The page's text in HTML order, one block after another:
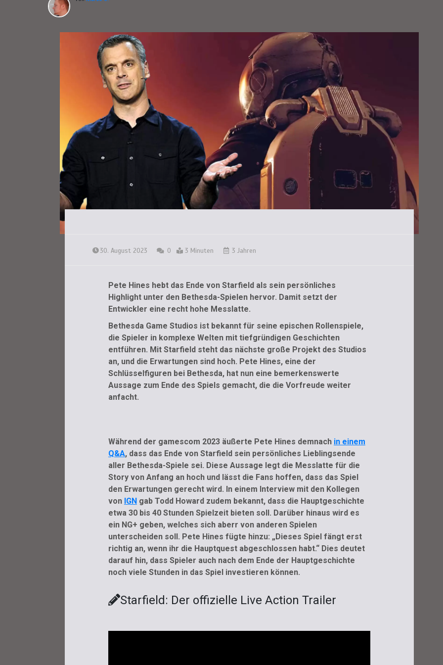
30. August 2023 0 3 Minuten 3 Jahren
Pete Hines hebt das Ende von Starfield als sein persönliches
Highlight unter den Bethesda-Spielen hervor. Damit setzt der
Entwickler eine recht hohe Messlatte.
Bethesda Game Studios ist bekannt für seine epischen Rollenspiele,
die Spieler in komplexe Welten mit tiefgründigen Geschichten
entführen. Mit Starfield steht das nächste große Projekt des Studios
an, und die Erwartungen sind hoch. Pete Hines, eine der
Schlüsselfiguren bei Bethesda, hat nun eine bemerkenswerte
Aussage zum Ende des Spiels gemacht, die die Vorfreude weiter
anfacht.
Während der gamescom 2023 äußerte Pete Hines demnach in einem
Q&A, dass das Ende von Starfield sein persönliches Lieblingsende
aller Bethesda-Spiele sei. Diese Aussage legt die Messlatte für die
Story von Anfang an hoch und lässt die Fans hoffen, dass das Spiel
den Erwartungen gerecht wird. In einem Interview mit den Kollegen
von IGN gab Todd Howard zudem bekannt, dass die Hauptgeschichte
etwa 30 bis 40 Stunden Spielzeit bieten soll. Darüber hinaus wird es
ein NG+ geben, welches sich aberr von anderen Spielen
unterscheiden soll. Pete Hines fügte hinzu: „Dieses Spiel fängt erst
richtig an, wenn ihr die Hauptquest abgeschlossen habt.“ Dies deutet
darauf hin, dass Spieler auch nach dem Ende der Hauptgeschichte
noch viele Stunden in das Spiel investieren können.
Starfield: Der offizielle Live Action Trailer